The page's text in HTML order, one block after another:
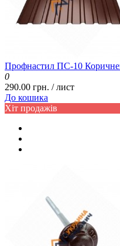
Профнастил ПС-10
0
290.00 грн. / лист
До кошика
Хіт продажів